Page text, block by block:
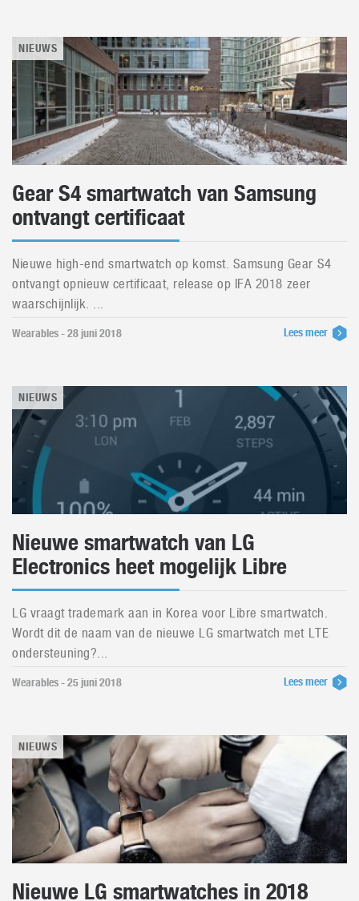
NIEUWS
Gear S4 smartwatch van Samsung
ontvangt certificaat
Nieuwe high-end smartwatch op komst. Samsung Gear S4
ontvangt opnieuw certificaat, release op IFA 2018 zeer
waarschijnlijk. ...
Wearables - 28 juni 2018 Lees meer
NIEUWS
Nieuwe smartwatch van LG
Electronics heet mogelijk Libre
LG vraagt trademark aan in Korea voor Libre smartwatch.
Wordt dit de naam van de nieuwe LG smartwatch met LTE
ondersteuning?...
Wearables - 25 juni 2018 Lees meer
NIEUWS
Nieuwe LG smartwatches in 2018